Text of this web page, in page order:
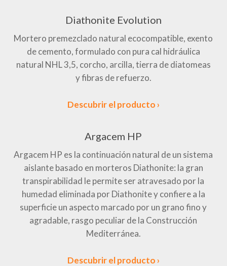
Diathonite Evolution
Mortero premezclado natural ecocompatible, exento
de cemento, formulado con pura cal hidráulica
natural NHL 3,5, corcho, arcilla, tierra de diatomeas
y fibras de refuerzo.
Descubrir el producto ›
Argacem HP
Argacem HP es la continuación natural de un sistema
aislante basado en morteros Diathonite: la gran
transpirabilidad le permite ser atravesado por la
humedad eliminada por Diathonite y confiere a la
superficie un aspecto marcado por un grano fino y
agradable, rasgo peculiar de la Construcción
Mediterránea.
Descubrir el producto ›